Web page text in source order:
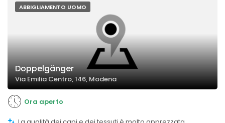
ABBIGLIAMENTO UOMO
Doppelgänger
Via Emilia Centro, 146, Modena
Ora aperto